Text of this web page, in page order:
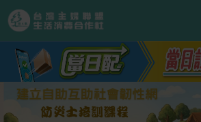
當季蔬果
一籃菜 當令水果
食譜料理
食材特別企畫